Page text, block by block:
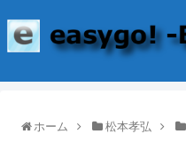
ホーム 松本孝弘